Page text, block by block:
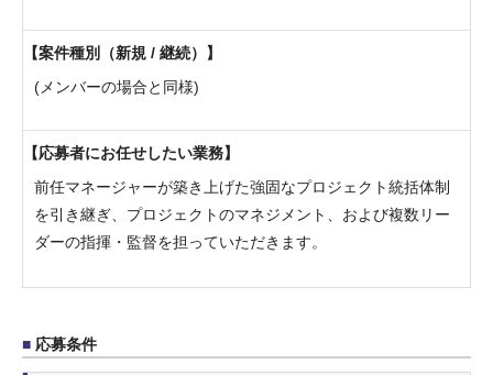
案件種別（新規 / 継続）
(メンバーの場合と同様)
応募者にお任せしたい業務
前任マネージャーが築き上げた強固なプロジェクト統括体制
を引き継ぎ、プロジェクトのマネジメント、および複数リー
ダーの指揮・監督を担っていただきます。
応募条件